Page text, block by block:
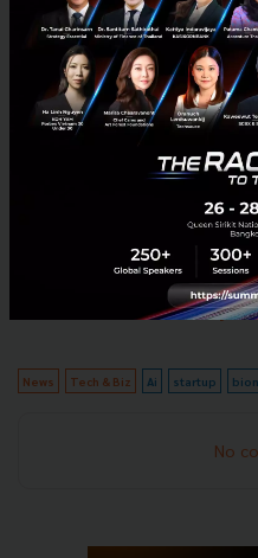
ยา และต้นทุนทั้งหมดในอุ
แม้ผู้เชี่ยวชาญหลายคนยังส
ว่า พลังการคำนวณและอัล
ของการค้นพบทางวิทยาศา
เข้าใกล้จุดที่มันจะกลายเป็น
News Tech & Biz Ai startup
No